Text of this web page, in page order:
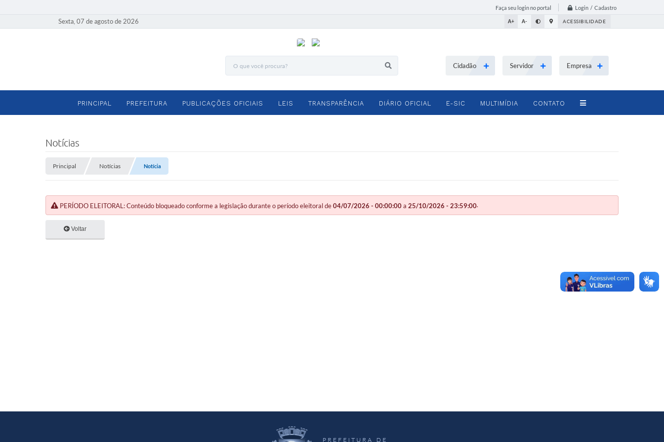
Faça seu login no portal Login / Cadastro
Sexta, 07 de agosto de 2026 A+ A- ACESSIBILIDADE
Cidadão Servidor Empresa
PRINCIPAL PREFEITURA PUBLICAÇÕES OFICIAIS LEIS TRANSPARÊNCIA DIÁRIO OFICIAL E-SIC MULTIMÍDIA CONTATO
Notícias
Principal Notícias Notícia
PERÍODO ELEITORAL: Conteúdo bloqueado conforme a legislação durante o período eleitoral de04/07/2026 - 00:00:00a 25/10/2026 - 23:59:00.
Voltar